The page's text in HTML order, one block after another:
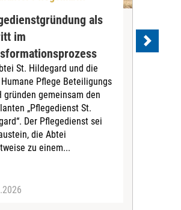
als
im
St. Hildegard und die
Pflege Beteiligungs
gründen gemeinsam den
„Pflegedienst St.
Der Pflegedienst sei
die Abtei
zu einem...